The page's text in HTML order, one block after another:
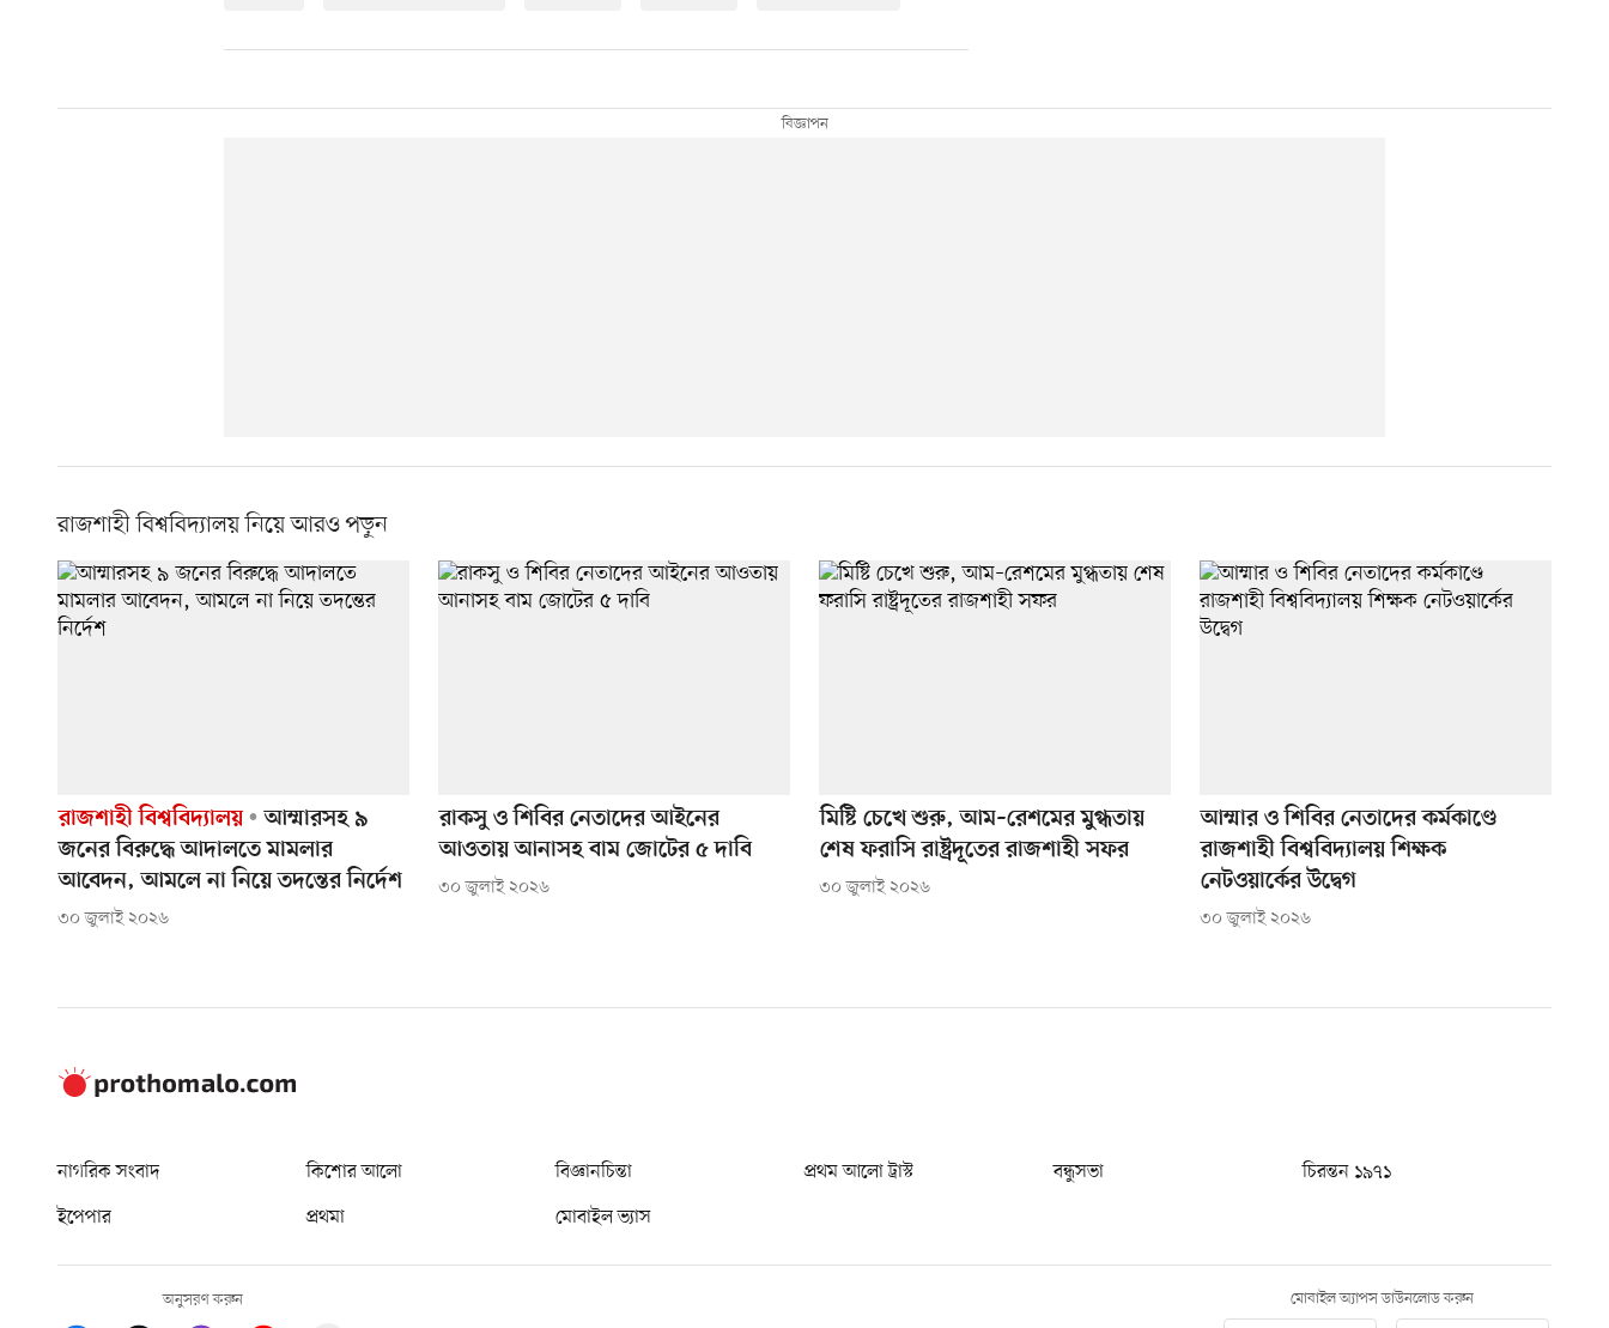
রাজশাহী বিশ্ববিদ্যালয় নিয়ে আরও পড়ুন
রাজশাহী বিশ্ববিদ্যালয়
আম্মারসহ ৯
জনের বিরুদ্ধে আদালতে মামলার
আবেদন, আমলে না নিয়ে তদন্তের নির্দেশ
৩০ জুলাই ২০২৬
রাকসু ও শিবির নেতাদের আইনের
আওতায় আনাসহ বাম জোটের ৫ দাবি
৩০ জুলাই ২০২৬
মিষ্টি চেখে শুরু, আম–রেশমের মুগ্ধতায়
শেষ ফরাসি রাষ্ট্রদূতের রাজশাহী সফর
৩০ জুলাই ২০২৬
আম্মার ও শিবির নেতাদের কর্মকাণ্ডে
রাজশাহী বিশ্ববিদ্যালয় শিক্ষক
নেটওয়ার্কের উদ্বেগ
৩০ জুলাই ২০২৬
নাগরিক সংবাদ কিশোর আলো বিজ্ঞানচিন্তা প্রথম আলো ট্রাস্ট বন্ধুসভা
চিরন্তন ১৯৭১
ইপেপার
প্রথমা মোবাইল ভ্যাস
অনুসরণ করুন মোবাইল অ্যাপস ডাউনলোড করুন